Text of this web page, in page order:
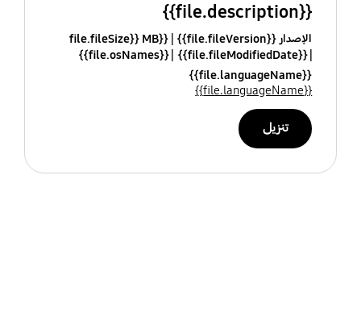
{{file.description}}
الإصدار {{file.fileVersion}}
{{file.fileSize}} MB
{{file.fileModifiedDate}}
{{file.osNames}}
{{file.languageName}}
{{file.languageName}}
تنزيل